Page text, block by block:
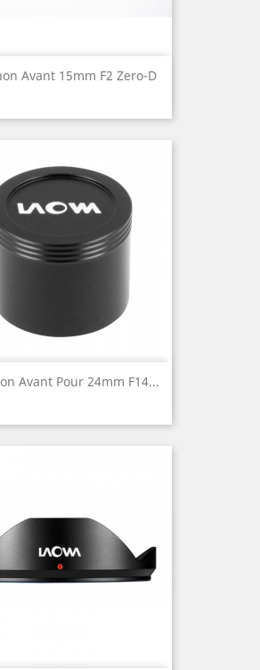
Avant 15mm F2 Zero-D
Avant Pour 24mm F14...